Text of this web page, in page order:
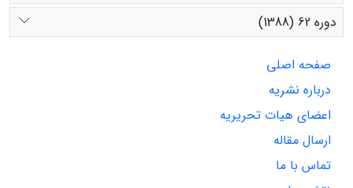
دوره 62 (1388)
صفحه اصلی
درباره نشریه
اعضای هیات تحریریه
ارسال مقاله
تماس با ما